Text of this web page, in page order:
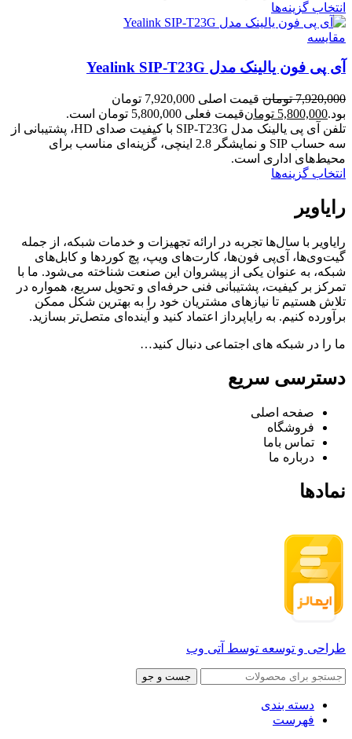
انتخاب گزینه‌ها
مقایسه
آی پی فون یالینک مدل Yealink SIP-T23G
7,920,000 تومان
قیمت اصلی 7,920,000 تومان
بود.5,800,000 تومانقیمت فعلی 5,800,000 تومان است.
تلفن آی پی یالینک مدل SIP-T23G با کیفیت صدای HD، پشتیبانی از
سه حساب SIP و نمایشگر 2.8 اینچی، گزینه‌ای مناسب برای
محیط‌های اداری است.
انتخاب گزینه‌ها
رایاویر
رایاویر با سال‌ها تجربه در ارائه تجهیزات و خدمات شبکه، از جمله
گیت‌وی‌ها، آی‌پی فون‌ها، کارت‌های ویپ، پچ کوردها و کابل‌های
شبکه، به عنوان یکی از پیشروان این صنعت شناخته می‌شود. ما با
تمرکز بر کیفیت، پشتیبانی فنی حرفه‌ای و تحویل سریع، همواره در
تلاش هستیم تا نیازهای مشتریان خود را به بهترین شکل ممکن
برآورده کنیم. به رایاپرداز اعتماد کنید و آینده‌ای متصل‌تر بسازید.
ما را در شبکه های اجتماعی دنبال کنید…
دسترسی سریع
صفحه اصلی
فروشگاه
تماس باما
درباره ما
نمادها
طراحی و توسعه توسط آتی وب
جست و جو
دسته بندی
فهرست